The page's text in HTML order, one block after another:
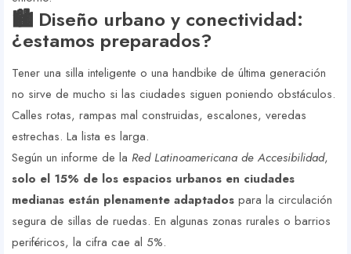
🏙️ Diseño urbano y conectividad:
¿estamos preparados?
Tener una silla inteligente o una handbike de última generación
no sirve de mucho si las ciudades siguen poniendo obstáculos.
Calles rotas, rampas mal construidas, escalones, veredas
estrechas. La lista es larga.
Según un informe de la Red Latinoamericana de Accesibilidad,
solo el 15% de los espacios urbanos en ciudades
medianas están plenamente adaptados para la circulación
segura de sillas de ruedas. En algunas zonas rurales o barrios
periféricos, la cifra cae al 5%.